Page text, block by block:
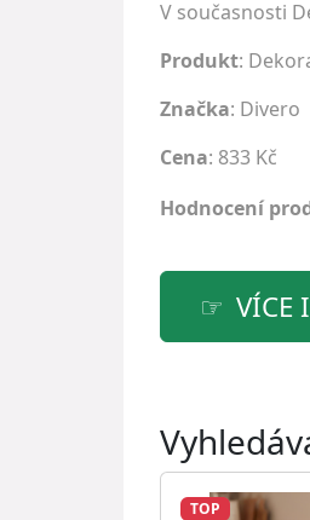
V současnosti
Produkt:
Značka: Divero
Cena: 833 Kč
Hodnocení
VÍCE
TOP